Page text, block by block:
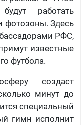
работать
фотозоны. Здесь
РФС,
известные
футбола.
создаст
минут до
специальный
гимн исполнит